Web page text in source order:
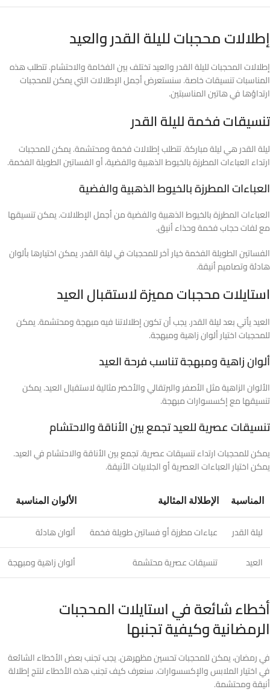
إطلالات محجبات لليلة القدر والعيد
إطلالات المحجبات لليلة القدر والعيد تختلف بين الفخامة والاحتشام. تتطلب هذه
المناسبات تنسيقات خاصة. سنستعرض أجمل الإطلالات التي يمكن للمحجبات
ارتداؤها في هاتين المناسبتين.
تنسيقات فخمة لليلة القدر
ليلة القدر هي ليلة مباركة. تتطلب إطلالات فخمة ومحتشمة. يمكن للمحجبات
ارتداء العباءات المطرزة بالخيوط الذهبية والفضية، أو الفساتين الطويلة الفخمة.
العباءات المطرزة بالخيوط الذهبية والفضية
العباءات المطرزة بالخيوط الذهبية والفضية من أجمل الإطلالات. يمكن تنسيقها
مع لفات حجاب فخمة وحذاء أنيق.
الفساتين الطويلة الفخمة خيار آخر للمحجبات في ليلة القدر. يمكن اختيارها بألوان
هادئة وتصاميم أنيقة.
استايلات محجبات مميزة لاستقبال العيد
العيد يأتي بعد ليلة القدر. يجب أن تكون إطلالاتنا فيه مبهجة ومحتشمة. يمكن
للمحجبات اختيار ألوان زاهية ومبهجة.
ألوان زاهية ومبهجة تناسب فرحة العيد
الألوان الزاهية مثل الأصفر والبرتقالي والأخضر مثالية لاستقبال العيد. يمكن
تنسيقها مع إكسسوارات مبهجة.
تنسيقات عصرية للعيد تجمع بين الأناقة والاحتشام
يمكن للمحجبات ارتداء تنسيقات عصرية. تجمع بين الأناقة والاحتشام في العيد.
يمكن اختيار العباءات العصرية أو الجلابيات الأنيقة.
المناسبة الإطلالة المثالية الألوان المناسبة
ليلة القدر عباءات مطرزة أو فساتين طويلة فخمة
ألوان هادئة
العيد
تنسيقات عصرية محتشمة ألوان زاهية ومبهجة
أخطاء شائعة في استايلات المحجبات
الرمضانية وكيفية تجنبها
في رمضان، يمكن للمحجبات تحسين مظهرهن. يجب تجنب بعض الأخطاء الشائعة
في اختيار الملابس والإكسسوارات. سنعرف كيف تجنب هذه الأخطاء لنتج إطلالة
أنيقة ومحتشمة.